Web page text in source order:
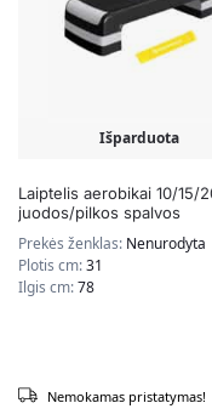
Išparduota
Laiptelis aerobikai 10/15/
juodos/pilkos spalvos
Prekės ženklas: Nenurodyta
Plotis cm:31
Ilgis cm:78
Nemokamas pristatymas!